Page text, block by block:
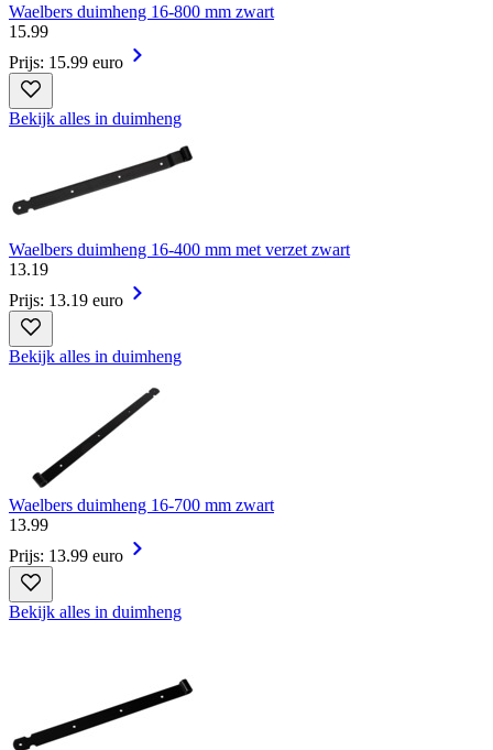
Waelbers duimheng 16-800 mm zwart
15.99
Prijs: 15.99 euro
Bekijk alles in duimheng
Waelbers duimheng 16-400 mm met verzet zwart
13.19
Prijs: 13.19 euro
Bekijk alles in duimheng
Waelbers duimheng 16-700 mm zwart
13.99
Prijs: 13.99 euro
Bekijk alles in duimheng